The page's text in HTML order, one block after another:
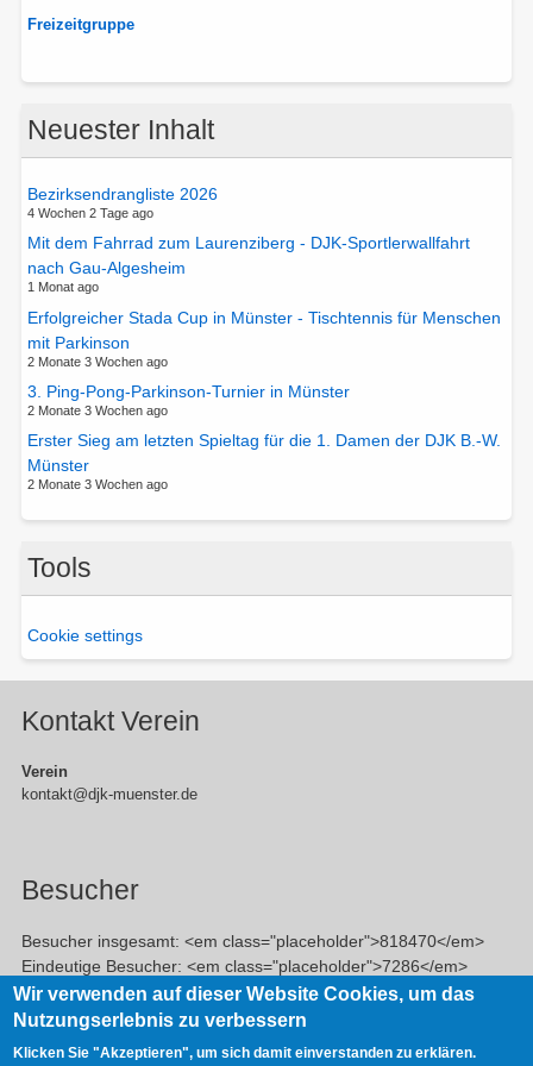
Freizeitgruppe
Neuester Inhalt
Bezirksendrangliste 2026
4 Wochen 2 Tage ago
Mit dem Fahrrad zum Laurenziberg - DJK-Sportlerwallfahrt
nach Gau-Algesheim
1 Monat ago
Erfolgreicher Stada Cup in Münster - Tischtennis für Menschen
mit Parkinson
2 Monate 3 Wochen ago
3. Ping-Pong-Parkinson-Turnier in Münster
2 Monate 3 Wochen ago
Erster Sieg am letzten Spieltag für die 1. Damen der DJK B.-W.
Münster
2 Monate 3 Wochen ago
Tools
Cookie settings
Kontakt Verein
Verein
kontakt@djk-muenster.de
Besucher
Besucher insgesamt: <em class="placeholder">818470</em>
Eindeutige Besucher: <em class="placeholder">7286</em>
Veröffentlichte Beiträge: <em class="placeholder">756</em>
Wir verwenden auf dieser Website Cookies, um das
Nutzungserlebnis zu verbessern
Klicken Sie "Akzeptieren", um sich damit einverstanden zu erklären.